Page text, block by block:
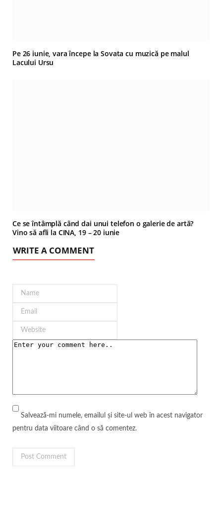
Pe 26 iunie, vara începe la Sovata cu muzică pe malul
Lacului Ursu
Ce se întâmplă când dai unui telefon o galerie de artă?
Vino să afli la CINA, 19 – 20 iunie
WRITE A COMMENT
Salvează-mi numele, emailul și site-ul web în acest navigator
pentru data viitoare când o să comentez.